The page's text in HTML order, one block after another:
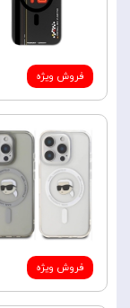
فروش ویژه
فروش ویژه